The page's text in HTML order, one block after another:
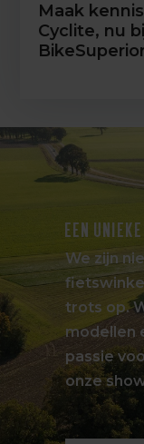
Maak
Cyclite, nu
EEN
We zijn
trots op.
modellen
passie
onze